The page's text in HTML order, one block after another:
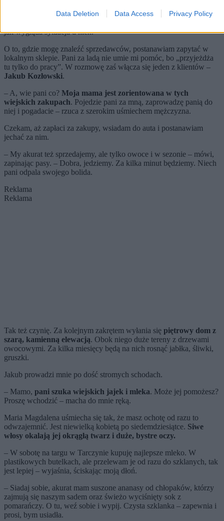
Data Deletion Data Access Privacy Policy
Pawłowice to wieś niedaleko Tarczyna. Zwyczajowo sporo osób
jak wygląda sytuacja u nich.
O to, gdzie mogę znaleźć sprzedawców, postanawiam zapytać w
lokalnym sklepie. Pani za ladą nie umie mi pomóc, bo „przyjeżdża
tu tylko do pracy”. W rozmowę zaś włącza się jeden z klientów –
Jakub Kozłowski.
– A, wie pani co? Moja mama jest zorientowana w tych
wiejskich zakupach. Pojedzie pani za mną, zaprowadzę panią do
niej i pogadacie – rzuca z szerokim uśmiechem mężczyzna.
Czekam, aż zapłaci za zakupy, wsiadam do auta i postanawiam
jechać za nim.
– My akurat też sprzedajemy, ale tylko owoce i w sezonie – mówi,
zapinając pasy. – Dobra, jedziemy. Za kilka minut będziemy. Niech
pani odpala swojego bolida.
Reklama
Reklama
Tak też czynię. Za kolejnym zakrętem wyłania się piętrowy dom z
szarą, kamienną elewacją. Obok niego duże tereny z drzewami
owocowymi. Za kilka miesięcy będą na nich rosnąć jabłka, śliwki,
gruszki.
Jakub prowadzi mnie po dość stromych schodach.
– Mamo, pani szuka wiejskich jajek i mleka. Może jej pomożesz?
Proszę wchodzić – macha do mnie ręką.
Maria Magdalena uśmiecha się tak, że masz ochotę od razu to
odwzajemnić. Jest niewielką kobietą po siedemdziesiątce. Siwe
włosy okalają jej okrągłą twarz i duże, bystre oczy.
– W sobotę na targu w Tarczynie kupuję najlepsze mleko. W
plastikowych butelkach, ale przelewam je od razu do szklanych, tak
jest lepiej – wyjaśnia, ściskając moją dłoń.
– Siadaj sobie, akurat mam suszone ananasy od chłopaków, którzy
zajmują się naszym sadem oraz świeżo wyciśnięty sok z
pomarańczy. O tu, weź sobie i wypij. Czysta szklanka – zapewnia i
prosi, bym usiadła.